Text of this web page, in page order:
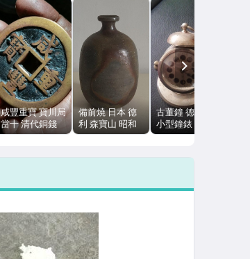
咸豐重寶 寶川局
當十 清代銅錢
53mm 無裂無補
備前燒 日本 德
利 森寶山 昭和
時期 胡麻釉 高
古董鐘 德國鬧鐘
小型鐘錶 桌面擺
設 中古擺鐘 家